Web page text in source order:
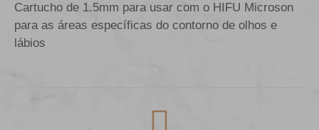
Cartucho de 1.5mm para usar com o HIFU Microson
para as áreas específicas do contorno de olhos e
lábios